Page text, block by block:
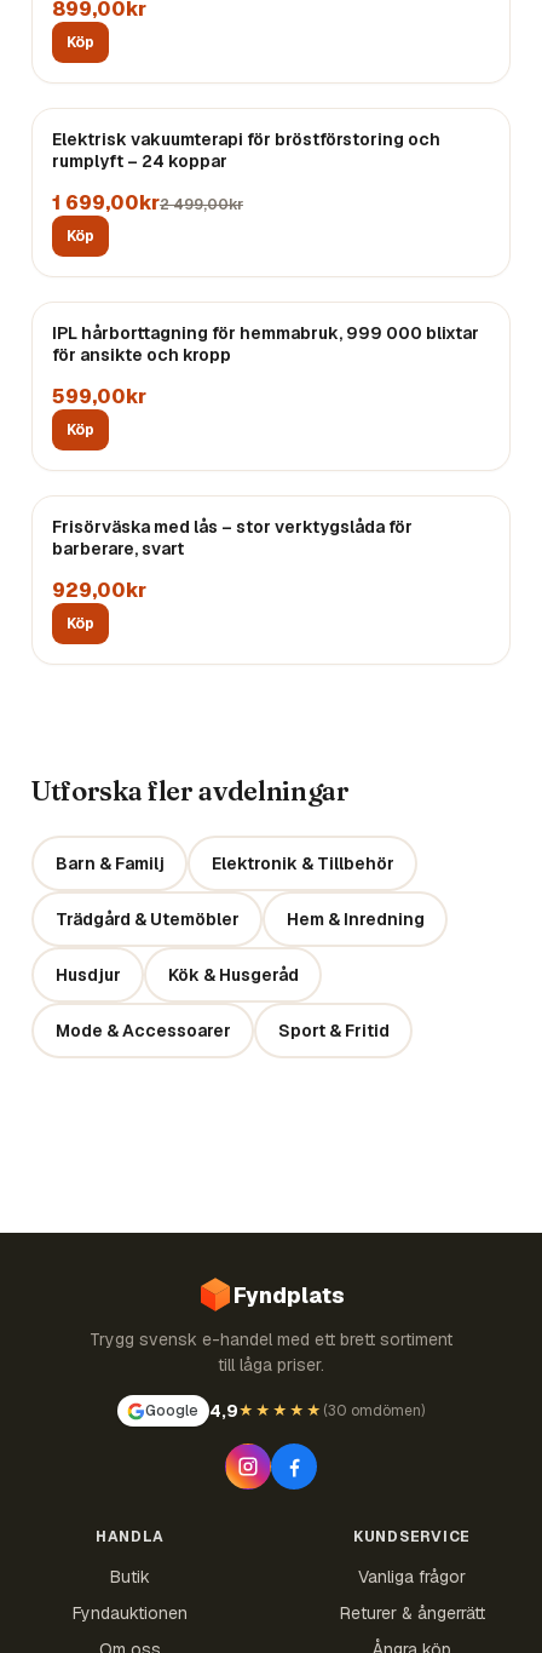
899,00kr
Köp
REA
Elektrisk vakuumterapi för bröstförstoring och
rumplyft – 24 koppar
1 699,00kr2 499,00kr
Köp
IPL hårborttagning för hemmabruk, 999 000 blixtar
för ansikte och kropp
599,00kr
Köp
Frisörväska med lås – stor verktygslåda för
barberare, svart
929,00kr
Köp
Utforska fler avdelningar
Barn & Familj Elektronik & Tillbehör
Trädgård & Utemöbler Hem & Inredning
Husdjur Kök & Husgeråd
Mode & Accessoarer Sport & Fritid
Fyndplats
Trygg svensk e-handel med ett brett sortiment
till låga priser.
Google 4,9★★★★★ (30 omdömen)
HANDLA
Butik
Fyndauktionen
KUNDSERVICE
Vanliga frågor
Returer & ångerrätt